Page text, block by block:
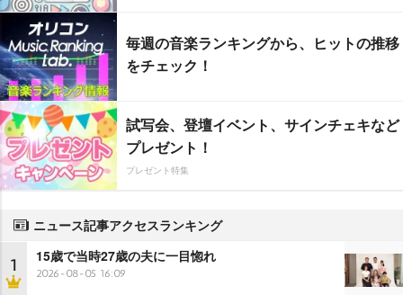
毎週の音楽ランキングから、ヒットの推移
をチェック！
試写会、登壇イベント、サインチェキなど
プレゼント！
プレゼント特集
ニュース記事アクセスランキング
1 15歳で当時27歳の夫に一目惚れ
2026-08-05 16:09